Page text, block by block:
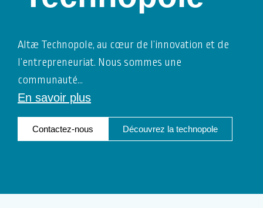
Altæ Technopole, au cœur de l’innovation et de
l’entrepreneuriat. Nous sommes une
communauté…
En savoir plus
Contactez-nous Découvrez la technopole